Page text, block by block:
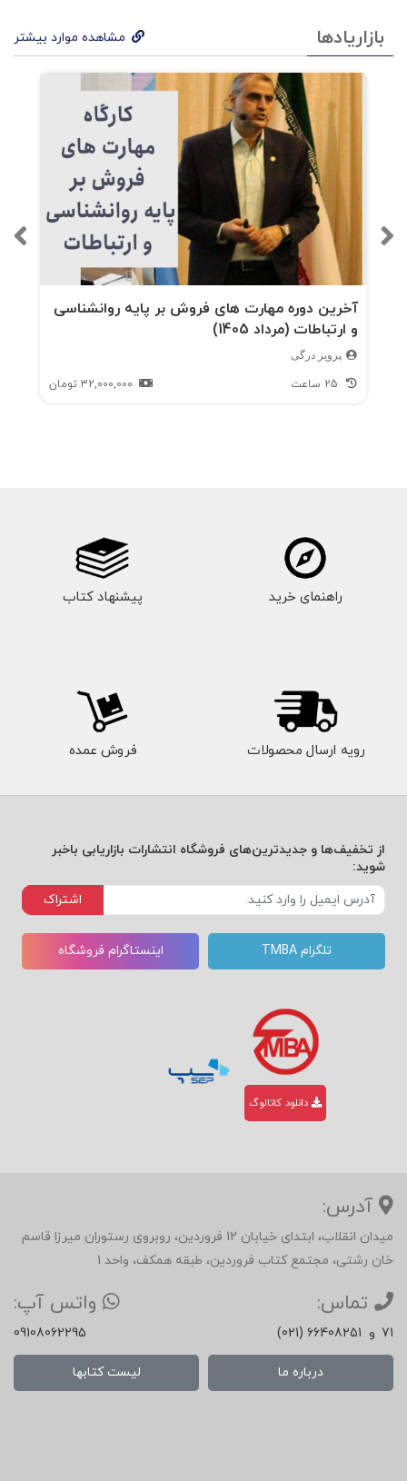
بازاریادها مشاهده موارد بیشتر
آخرین دوره مهارت های فروش بر پایه روانشناسی
و ارتباطات (مرداد 1405)
پرویز درگی
32,000,000 تومان
راهنمای خرید پیشنهاد کتاب
رویه ارسال محصولات فروش عمده
از تخفیف‌ها و جدیدترین‌های فروشگاه انتشارات بازاریابی باخبر
شوید:
اشتراک
تلگرام TMBA اینستاگرام فروشگاه
دانلود کاتالوگ
آدرس:
میدان انقلاب، ابتدای خیابان 12 فروردین، روبروی رستوران میرزا قاسم
خان رشتی، مجتمع کتاب فروردین، طبقه همکف، واحد 1
تماس:
(021) 66408251 و 71
واتس آپ:
09108062295
درباره ما لیست کتابها